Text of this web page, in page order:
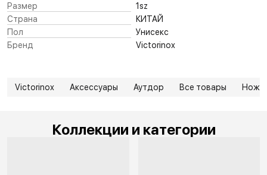
Размер
1sz
Страна
КИТАЙ
Пол
Унисекс
Бренд
Victorinox
Victorinox Аксессуары Аутдор Все товары Ножи
Коллекции и категории